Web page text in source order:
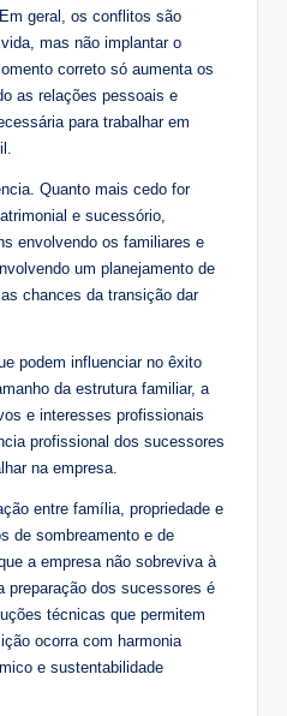
geral, os conflitos são
mas não implantar o
correto só aumenta os
as relações pessoais e
para trabalhar em
Quanto mais cedo for
e sucessório,
envolvendo os familiares e
um planejamento de
chances da transição dar
podem influenciar no êxito
da estrutura familiar, a
e interesses profissionais
profissional dos sucessores
na empresa.
entre família, propriedade e
de sombreamento e de
a empresa não sobreviva à
preparação dos sucessores é
técnicas que permitem
ocorra com harmonia
e sustentabilidade